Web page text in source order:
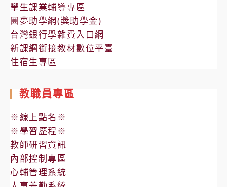
學生課業輔導專區
圓夢助學網(獎助學金)
台灣銀行學雜費入口網
新課綱銜接教材數位平臺
住宿生專區
教職員專區
※線上點名※
※學習歷程※
教師研習資訊
內部控制專區
心輔管理系統